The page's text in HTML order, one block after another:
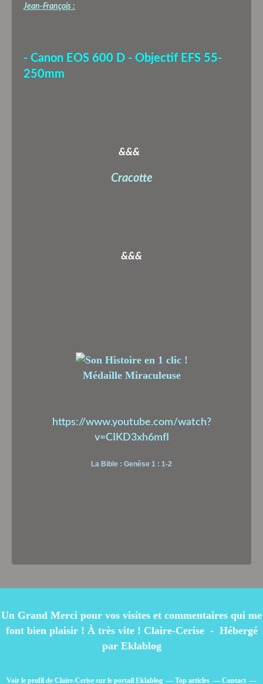
Jean-François :
- Canon EOS 600 D - Objectif EFS 55-
250mm
&&&
Cracotte
&&&
Médaille Miraculeuse
https://www.youtube.com/watch?
v=CIKD3xh6mfI
La Bible : Genèse 1 : 1-2
Un Grand Merci pour vos visites et commentaires qui me
font bien plaisir ! À très vite ! Claire-Cerise - Hébergé
par Eklablog
Voir le profil de Claire-Cerise sur le portail Eklablog Top articles Contact